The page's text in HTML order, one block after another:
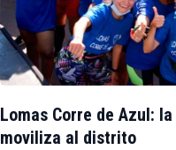
Lomas Corre de Azul:
moviliza al distrito